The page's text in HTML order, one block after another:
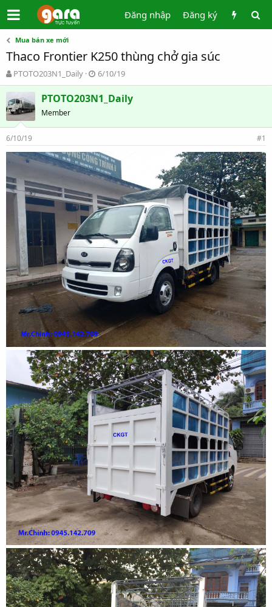
Đăng nhập Đăng ký
Mua bán xe mới
Thaco Frontier K250 thùng chở gia súc
T
h
r
e
a
d
s
t
t
e
PTOTO203N1_Daily
N
g
à
y
ử
6/10/19
PTOTO203N1_Daily
Member
6/10/19 #1